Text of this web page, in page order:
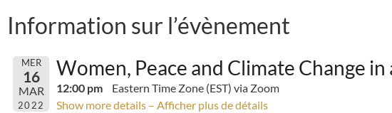
Information sur l’évènement
MER
16
MAR
2022
Women, Peace and Climate Change in
12:00 pm
Eastern Time Zone (EST) via Zoom
Show more details – Afficher plus de détails